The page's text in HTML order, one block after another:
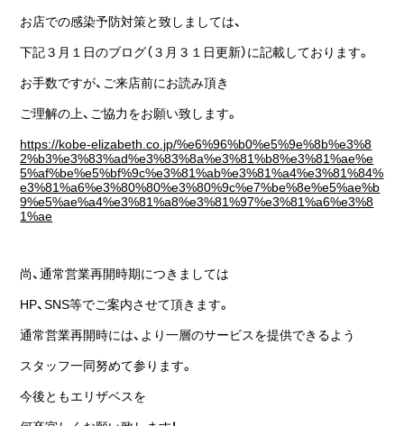
お店での感染予防対策と致しましては、
下記３月１日のブログ（３月３１日更新）に記載しております。
お手数ですが、ご来店前にお読み頂き
ご理解の上、ご協力をお願い致します。
https://kobe-elizabeth.co.jp/%e6%96%b0%e5%9e%8b%e3%8
2%b3%e3%83%ad%e3%83%8a%e3%81%b8%e3%81%ae%e
5%af%be%e5%bf%9c%e3%81%ab%e3%81%a4%e3%81%84%
e3%81%a6%e3%80%80%e3%80%9c%e7%be%8e%e5%ae%b
9%e5%ae%a4%e3%81%a8%e3%81%97%e3%81%a6%e3%8
1%ae
尚、通常営業再開時期につきましては
HP、SNS等でご案内させて頂きます。
通常営業再開時には、より一層のサービスを提供できるよう
スタッフ一同努めて参ります。
今後ともエリザベスを